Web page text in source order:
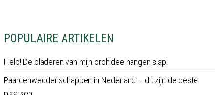
POPULAIRE ARTIKELEN
Help! De bladeren van mijn orchidee hangen slap!
Paardenweddenschappen in Nederland – dit zijn de beste